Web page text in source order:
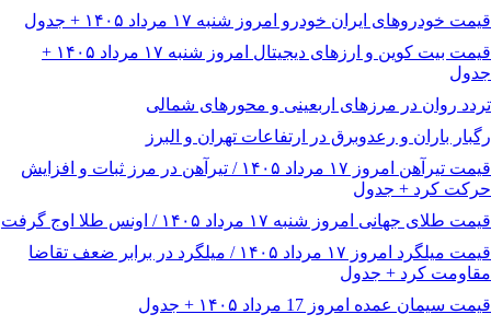
قیمت خودرو‌های ایران خودرو امروز شنبه ۱۷ مرداد ۱۴۰۵ + جدول
قیمت بیت کوین و ارز‌های دیجیتال امروز شنبه ۱۷ مرداد ۱۴۰۵ +
جدول
تردد روان در مرزهای اربعینی و محورهای شمالی
رگبار باران و رعدوبرق در ارتفاعات تهران و البرز
قیمت تیرآهن امروز ۱۷ مرداد ۱۴۰۵ / تیرآهن در مرز ثبات و افزایش
حرکت کرد + جدول
قیمت طلای جهانی امروز شنبه ۱۷ مرداد ۱۴۰۵ / اونس طلا اوج گرفت
قیمت میلگرد امروز ۱۷ مرداد ۱۴۰۵ / میلگرد در برابر ضعف تقاضا
مقاومت کرد + جدول
قیمت سیمان عمده امروز 17 مرداد ۱۴۰۵ + جدول